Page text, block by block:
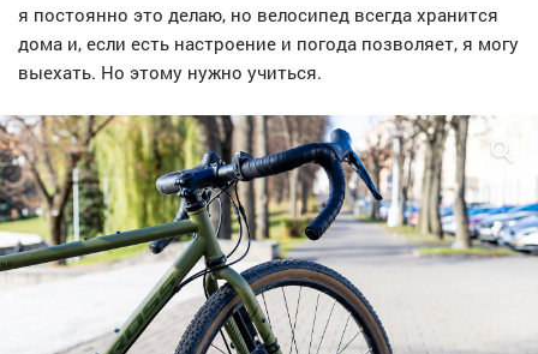
я постоянно это делаю, но велосипед всегда хранится
дома и, если есть настроение и погода позволяет, я могу
выехать. Но этому нужно учиться.